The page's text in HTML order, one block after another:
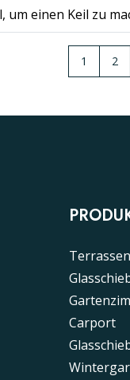
um einen Keil zu
1 2
Carport